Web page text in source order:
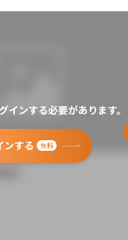
インする必要があります。
ンする 無料